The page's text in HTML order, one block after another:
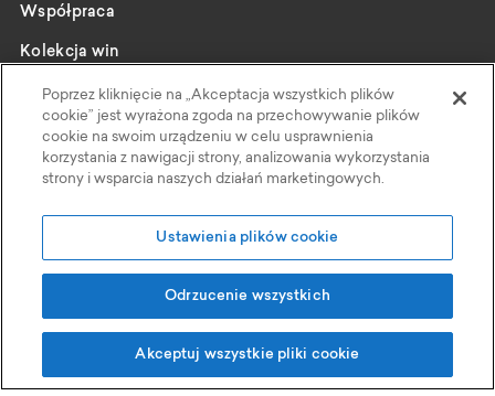
Współpraca
Kolekcja win
Katalog
Wybrani producenci
Wine pairing
Kontakt
Polityka Prywatności
Grupa Eurocash, ul Wiśniowa 11, 62-052 Komorniki
Projekt i realizacja:
© 2026 Wszelkie prawa zastrzeżone przez Faktoria Win à la Carte
Poprzez kliknięcie na „Akceptacja wszystkich plików
cookie” jest wyrażona zgoda na przechowywanie plików
cookie na swoim urządzeniu w celu usprawnienia
korzystania z nawigacji strony, analizowania wykorzystania
strony i wsparcia naszych działań marketingowych.
Ustawienia plików cookie
Odrzucenie wszystkich
Akceptuj wszystkie pliki cookie